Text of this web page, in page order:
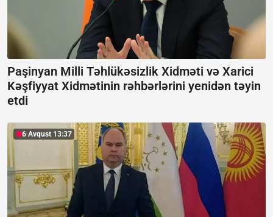
Paşinyan Milli Təhlükəsizlik Xidməti və Xarici
Kəşfiyyat Xidmətinin rəhbərlərini yenidən təyin
etdi
6 Avqust 13:37